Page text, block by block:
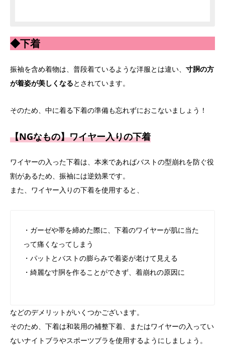
◆下着
振袖を含め着物は、普段着ているような洋服とは違い、 寸胴の方
が着姿が美しくなるとされています。
そのため、中に着る下着の準備も忘れずにおこないましょう！
【NGなもの】ワイヤー入りの下着
ワイヤーの入った下着は、本来であればバストの型崩れを防ぐ役
割があるため、振袖には逆効果です。
また、ワイヤー入りの下着を使用すると、
・ガーゼや帯を締めた際に、下着のワイヤーが肌に当た
って痛くなってしまう
・パットとバストの膨らみで着姿が老けて見える
・綺麗な寸胴を作ることができず、着崩れの原因に
などのデメリットがいくつかございます。
そのため、下着は和装用の補整下着、またはワイヤーの入ってい
ないナイトブラやスポーツブラを使用するようにしましょう。